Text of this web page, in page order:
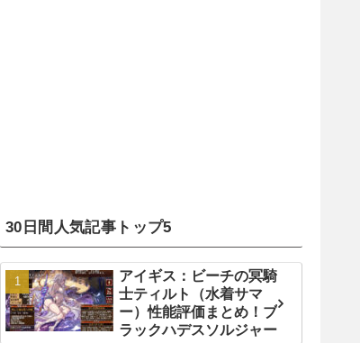
30日間人気記事トップ5
アイギス：ビーチの冥騎
士ティルト（水着サマ
ー）性能評価まとめ！ブ
ラックハデスソルジャー